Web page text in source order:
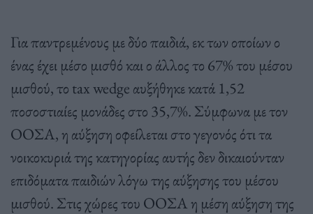
Για παντρεμένους με δύο παιδιά, εκ των οποίων ο
ένας έχει μέσο μισθό και ο άλλος το 67% του μέσου
μισθού, το tax wedge αυξήθηκε κατά 1,52
ποσοστιαίες μονάδες στο 35,7%. Σύμφωνα με τον
ΟΟΣΑ, η αύξηση οφείλεται στο γεγονός ότι τα
νοικοκυριά της κατηγορίας αυτής δεν δικαιούνταν
επιδόματα παιδιών λόγω της αύξησης του μέσου
μισθού. Στις χώρες του ΟΟΣΑ η μέση αύξηση της